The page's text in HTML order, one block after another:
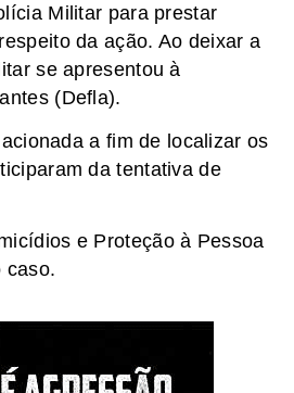
Militar para prestar
da ação. Ao deixar a
se apresentou à
(Defla).
a fim de localizar os
da tentativa de
e Proteção à Pessoa
caso.